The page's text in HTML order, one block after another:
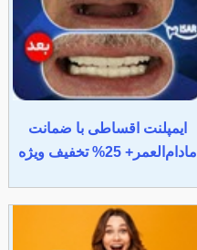
ایمپلنت اقساطی با ضمانت
مادام‌العمر+ 25% تخفیف ویژه